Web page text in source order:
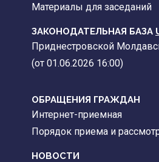
Материалы для заседаний
ЗАКОНОДАТЕЛЬНАЯ БАЗА
Приднестровской
(от 01.06.2026 16:00)
ОБРАЩЕНИЯ ГРАЖДАН
Интернет-приемная
Порядок приема и
НОВОСТИ